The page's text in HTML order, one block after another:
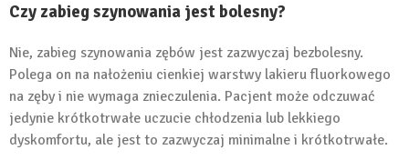
Czy zabieg szynowania jest bolesny?
Nie, zabieg szynowania zębów jest zazwyczaj bezbolesny.
Polega on na nałożeniu cienkiej warstwy lakieru fluorkowego
na zęby i nie wymaga znieczulenia. Pacjent może odczuwać
jedynie krótkotrwałe uczucie chłodzenia lub lekkiego
dyskomfortu, ale jest to zazwyczaj minimalne i krótkotrwałe.